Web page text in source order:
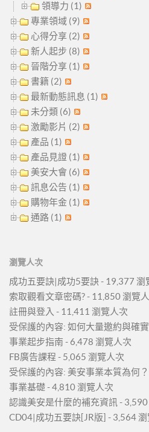
領導力 (1)
專業領域 (9)
心得分享 (2)
新人起步 (8)
晉階分享 (1)
書籍 (2)
最新動態訊息 (1)
未分類 (6)
激勵影片 (2)
產品 (1)
產品見證 (1)
美安大會 (6)
訊息公告 (1)
購物年金 (1)
通路 (1)
瀏覽人次
成功五要訣|成功5要訣- 19,377 瀏
索取觀看文章密碼?- 11,850 瀏覽
註冊與登入 - 11,411 瀏覽人次
受保護的內容: 如何大量邀約與確
事業起步指南 - 6,478 瀏覽人次
FB廣告課程 - 5,065 瀏覽人次
受保護的內容: 美安事業本質為何？
事業基礎- 4,810 瀏覽人次
認識美安是什麼的補充資訊 -
CD04|成功五要訣[JR版] - 3,564